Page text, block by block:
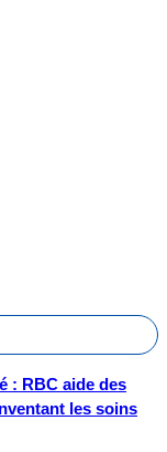
: RBC aide des
les soins